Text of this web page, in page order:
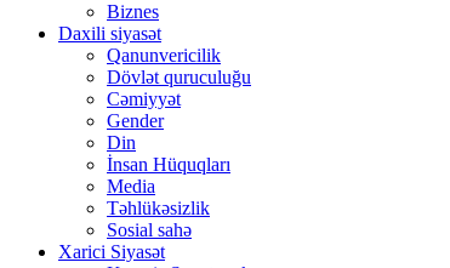
Biznes
Daxili siyasət
Qanunvericilik
Dövlət quruculuğu
Cəmiyyət
Gender
Din
İnsan Hüquqları
Media
Təhlükəsizlik
Sosial sahə
Xarici Siyasət